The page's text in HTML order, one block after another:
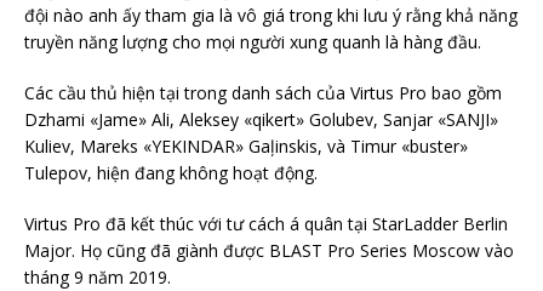
đội nào anh ấy tham gia là vô giá trong khi lưu ý rằng khả năng
truyền năng lượng cho mọi người xung quanh là hàng đầu.
Các cầu thủ hiện tại trong danh sách của Virtus Pro bao gồm
Dzhami «Jame» Ali, Aleksey «qikert» Golubev, Sanjar «SANJI»
Kuliev, Mareks «YEKINDAR» Gaļinskis, và Timur «buster»
Tulepov, hiện đang không hoạt động.
Virtus Pro đã kết thúc với tư cách á quân tại StarLadder Berlin
Major. Họ cũng đã giành được BLAST Pro Series Moscow vào
tháng 9 năm 2019.